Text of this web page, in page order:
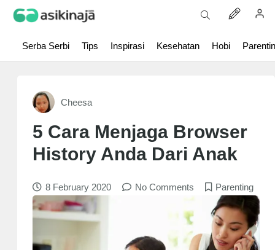
Serba Serbi Tips Inspirasi Kesehatan Hobi
Cheesa
5 Cara Menjaga Browser
History Anda Dari Anak
8 February 2020 No Comments Parenting